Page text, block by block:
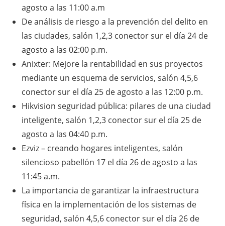
agosto a las 11:00 a.m
De análisis de riesgo a la prevención del delito en
las ciudades, salón 1,2,3 conector sur el día 24 de
agosto a las 02:00 p.m.
Anixter: Mejore la rentabilidad en sus proyectos
mediante un esquema de servicios, salón 4,5,6
conector sur el día 25 de agosto a las 12:00 p.m.
Hikvision seguridad pública: pilares de una ciudad
inteligente, salón 1,2,3 conector sur el día 25 de
agosto a las 04:40 p.m.
Ezviz – creando hogares inteligentes, salón
silencioso pabellón 17 el día 26 de agosto a las
11:45 a.m.
La importancia de garantizar la infraestructura
física en la implementación de los sistemas de
seguridad, salón 4,5,6 conector sur el día 26 de